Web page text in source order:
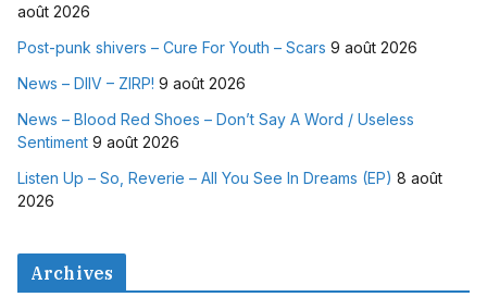
août 2026
Post-punk shivers – Cure For Youth – Scars 9 août 2026
News – DIIV – ZIRP! 9 août 2026
News – Blood Red Shoes – Don’t Say A Word / Useless
Sentiment 9 août 2026
Listen Up – So, Reverie – All You See In Dreams (EP) 8 août
2026
Archives